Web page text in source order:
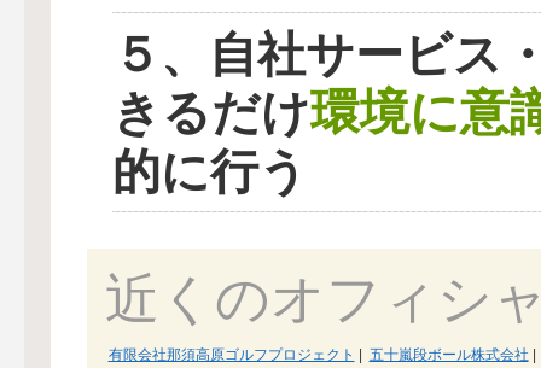
５、自社サービス
きるだけ環境に意
的に行う
近くのオフィシ
有限会社那須高原ゴルフプロジェクト | 五十嵐段ボール株式会社 |